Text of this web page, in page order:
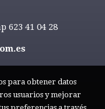
623 41 04 28
para obtener datos
usuarios y mejorar